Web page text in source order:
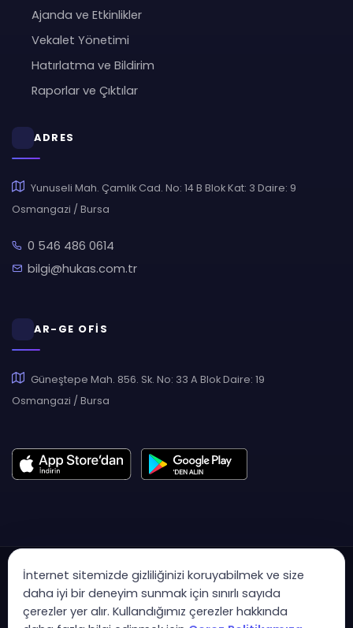
Ajanda ve Etkinlikler
Vekalet Yönetimi
Hatırlatma ve Bildirim
Raporlar ve Çıktılar
ADRES
Yunuseli Mah. Çamlık Cad. No: 14 B Blok Kat: 3 Daire: 9
Osmangazi / Bursa
0 546 486 0614
bilgi@hukas.com.tr
AR-GE OFİS
Güneştepe Mah. 856. Sk. No: 33 A Blok Daire: 19
Osmangazi / Bursa
İnternet sitemizde gizliliğinizi koruyabilmek ve size
daha iyi bir deneyim sunmak için sınırlı sayıda
çerezler yer alır. Kullandığımız çerezler hakkında